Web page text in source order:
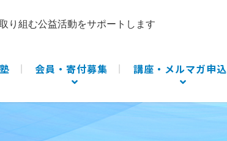
り組む公益活動をサポートします
会員・寄付募集 講座・メルマガ申込